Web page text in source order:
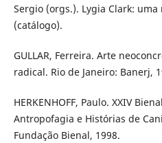
Sergio (orgs.). Lygia Clark:
(catálogo).
GULLAR, Ferreira. Arte
radical. Rio de Janeiro: Banerj,
HERKENHOFF, Paulo. XXIV
Antropofagia e Histórias de
Fundação Bienal, 1998.